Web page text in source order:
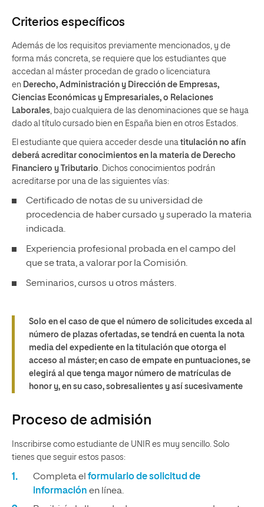
Criterios específicos
Además de los requisitos previamente mencionados, y de
forma más concreta, se requiere que los estudiantes que
accedan al máster procedan de grado o licenciatura
en Derecho, Administración y Dirección de Empresas,
Ciencias Económicas y Empresariales, o Relaciones
Laborales, bajo cualquiera de las denominaciones que se haya
dado al título cursado bien en España bien en otros Estados.
El estudiante que quiera acceder desde una titulación no afín
deberá acreditar conocimientos en la materia de Derecho
Financiero y Tributario. Dichos conocimientos podrán
acreditarse por una de las siguientes vías:
Certificado de notas de su universidad de
procedencia de haber cursado y superado la materia
indicada.
Experiencia profesional probada en el campo del
que se trata, a valorar por la Comisión.
Seminarios, cursos u otros másters.
Solo en el caso de que el número de solicitudes exceda al
número de plazas ofertadas, se tendrá en cuenta la nota
media del expediente en la titulación que otorga el
acceso al máster; en caso de empate en puntuaciones, se
elegirá al que tenga mayor número de matrículas de
honor y, en su caso, sobresalientes y así sucesivamente
Proceso de admisión
Inscribirse como estudiante de UNIR es muy sencillo. Solo
tienes que seguir estos pasos:
Completa el formulario de solicitud de
información en línea.